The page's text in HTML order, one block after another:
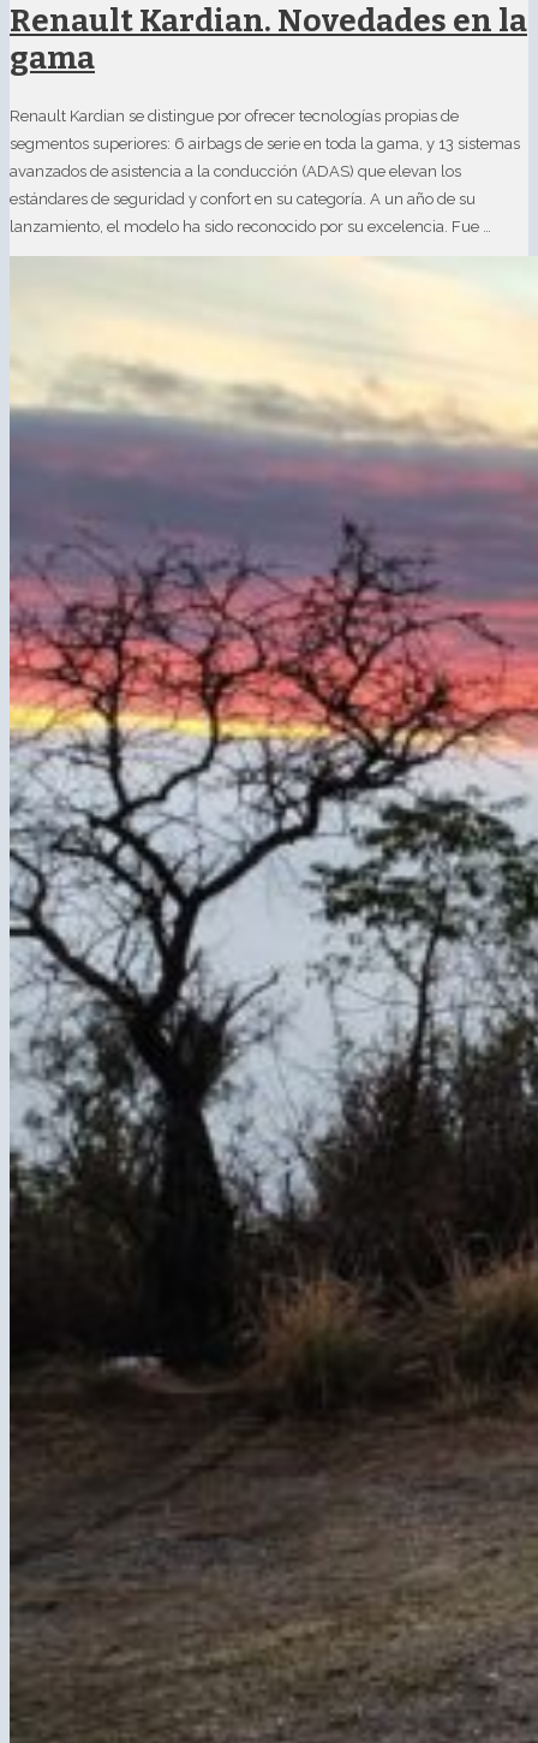
Renault Kardian. Novedades en la
gama
Renault Kardian se distingue por ofrecer tecnologías propias de
segmentos superiores: 6 airbags de serie en toda la gama, y 13 sistemas
avanzados de asistencia a la conducción (ADAS) que elevan los
estándares de seguridad y confort en su categoría. A un año de su
lanzamiento, el modelo ha sido reconocido por su excelencia. Fue …